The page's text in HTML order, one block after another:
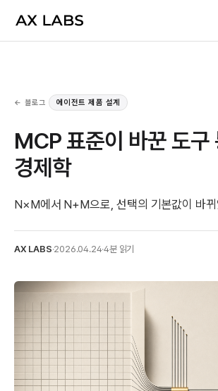
← 블로그 에이전트 제품 설계
MCP 표준이 바꾼 도구
경제학
N×M에서 N+M으로, 선택의 기본값이 바
AX LABS·2026.04.24·4분 읽기